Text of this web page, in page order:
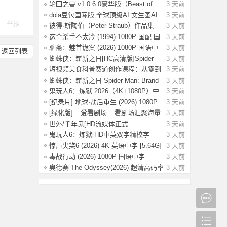
举报
返回列表
纸，海 3 天前
轮回之兽 v1.0.6.0豪华版（Beast of
Reinca
3 天前
dola豆包国际版 全球顶级AI 文生图AI
视频
3 天前
彼得·斯陶伯（Peter Straub）作品集
3 天前
这个杀手不太冷 (1994) 1080P 国配 国
语英
3 天前
聊斋：魅首诡案 (2026) 1080P 国语中
字 [1G
3 天前
蜘蛛侠：崭新之日[HC高清版]Spider-
Man.Bra
3 天前
短视频美食科普赛道创作课程：从零到
变现运
3 天前
蜘蛛侠：崭新之日 Spider-Man: Brand
New D
3 天前
鬼玩人6：炼狱.2026（4K+1080P）中
字.附系
3 天前
[纪录片] 地球·劫后重生 (2026) 1080P
英
3 天前
[绿化版] – 爱看剧场 – 看剧场汇聚海量
影
3 天前
世外/千年鬼[HD流媒体正式
版]Another.World
3 天前
鬼玩人6：炼狱[HD中英双字精校字
幕]Evil De
3 天前
惊声尖笑6 (2026) 4K 英语中字 [5.64G]
3 天前
毒战行动 (2026) 1080P 国语中字
[1.14G]
3 天前
奥德赛 The Odyssey(2026) 超清高码率